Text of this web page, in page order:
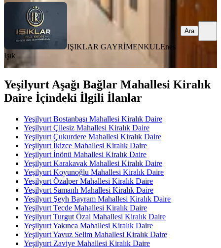
IŞIKLAR GAYRİMENKULEnes
Işık
Ara
Yeşilyurt Aşağı Bağlar Mahallesi Kiralık
Daire İçindeki İlgili İlanlar
Yeşilyurt Bostanbaşı Mahallesi Kiralık Daire
Yeşilyurt Çilesiz Mahallesi Kiralık Daire
Yeşilyurt Çukurdere Mahallesi Kiralık Daire
Yeşilyurt İkizce Mahallesi Kiralık Daire
Yeşilyurt İnönü Mahallesi Kiralık Daire
Yeşilyurt Karakavak Mahallesi Kiralık Daire
Yeşilyurt Koyunoğlu Mahallesi Kiralık Daire
Yeşilyurt Özalper Mahallesi Kiralık Daire
Yeşilyurt Samanlı Mahallesi Kiralık Daire
Yeşilyurt Şeyh Bayram Mahallesi Kiralık Daire
Yeşilyurt Tecde Mahallesi Kiralık Daire
Yeşilyurt Turgut Özal Mahallesi Kiralık Daire
Yeşilyurt Yakınca Mahallesi Kiralık Daire
Yeşilyurt Yavuz Selim Mahallesi Kiralık Daire
Yeşilyurt Zaviye Mahallesi Kiralık Daire